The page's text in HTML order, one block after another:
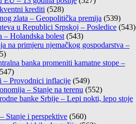
krediti (528)
zlata – Geopolitička premija (539)
u Republici Srpskoj – Posledice (543)
– Holandska bolest (543)
na primjeru njemačkog gospodarstva –
banka promeniti kamatne stope –
Provodnici inflacije (549)
– Stanje na terenu (552)
banke Srbije – Lepi nokti, lepo stoje
Stanje i perspektive (560)